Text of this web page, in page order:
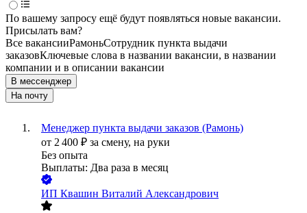
По вашему запросу ещё будут появляться новые вакансии.
Присылать вам?
Все вакансииРамоньСотрудник пункта выдачи
заказовКлючевые слова в названии вакансии, в названии
компании и в описании вакансии
В мессенджер
На почту
Менеджер пункта выдачи заказов (Рамонь)
от 2 400 ₽ за смену, на руки
Без опыта
Выплаты: Два раза в месяц
ИП Квашин Виталий Александрович